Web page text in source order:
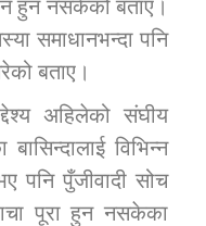
जुम्लाको सुचना
हुन नसकेको बताए।
समाधानभन्दा पनि
बताए।
अहिलेको संघीय
विभिन्न
पनि पुँजीवादी सोच
पूरा हुन नसकेका